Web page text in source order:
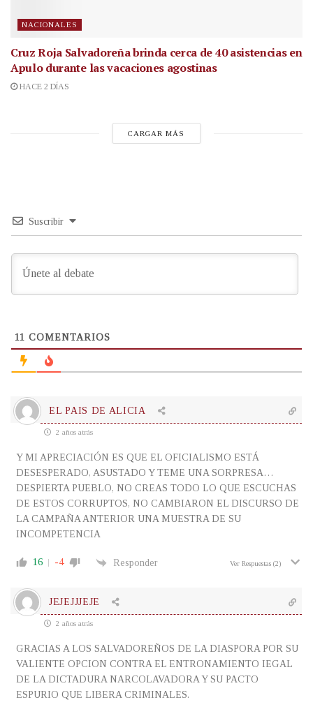
NACIONALES
Cruz Roja Salvadoreña brinda cerca de 40 asistencias en
Apulo durante las vacaciones agostinas
HACE 2 DÍAS
CARGAR MÁS
Suscribir
11 COMENTARIOS
EL PAIS DE ALICIA
2 años atrás
Y MI APRECIACIÓN ES QUE EL OFICIALISMO ESTÁ
DESESPERADO, ASUSTADO Y TEME UNA SORPRESA…
DESPIERTA PUEBLO, NO CREAS TODO LO QUE ESCUCHAS
DE ESTOS CORRUPTOS, NO CAMBIARON EL DISCURSO DE
LA CAMPAÑA ANTERIOR UNA MUESTRA DE SU
INCOMPETENCIA
16 -4 Responder Ver Respuestas (2)
JEJEJJJEJE
2 años atrás
GRACIAS A LOS SALVADOREÑOS DE LA DIASPORA POR SU
VALIENTE OPCION CONTRA EL ENTRONAMIENTO IEGAL
DE LA DICTADURA NARCOLAVADORA Y SU PACTO
ESPURIO QUE LIBERA CRIMINALES.